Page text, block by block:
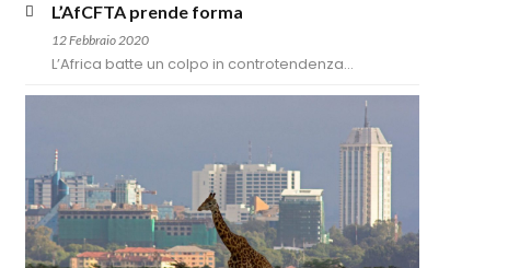
L’AfCFTA prende forma
12 Febbraio 2020
L’Africa batte un colpo in controtendenza...